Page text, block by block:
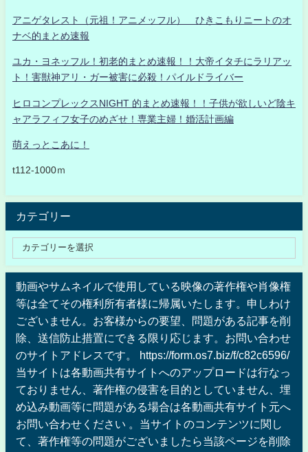
アニゲタレスト（元祖！アニメッフル） ひきこもりニートのオ
ナベ的まとめ速報
ユカ・ヨネッフル！初老的まとめ速報！！大帝イタチにラリアッ
ト！害獣神アリ・ガー被害に必殺！パイルドライバー
ヒロコンプレックスNIGHT 的まとめ速報！！子供が欲しいど陰キ
ャアラフィフ女子のめざせ！専業主婦！婚活計画編
萌えっとこあに！
t112-1000ｍ
カテゴリー
動画やサムネイルで使用している映像の著作権や肖像権
等は全てその権利所有者様に帰属いたします。申しわけ
ございません。お客様からの要望、問題がある記事を削
除、送信防止措置にできる限り応じます。お問い合わせ
のサイトアドレスです。 https://form.os7.biz/f/c82c6596/
当サイトは各動画共有サイトへのアップロードは行なっ
ておりません、著作権の侵害を目的としていません、埋
め込み動画等に問題がある場合は各動画共有サイト元へ
お問い合わせください 。当サイトのコンテンツに関し
て、著作権等の問題がございましたら当該ページを削除